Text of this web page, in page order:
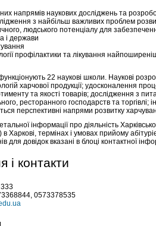
напрямів наукових досліджень та
з найбільш важливих проблем
людського потенціалу для
і держави
профілактики та лікування
22 наукові школи. Наукові
харчової продукції; удосконалення
та якості товарів; дослідження з
ресторанного господарств та торгівлі;
перспективні напрями розвитку
інформації про діяльність
Харкові, термінах і умовах прийому
довідок вказані в блоці контактної
і контакти
333
0573378535